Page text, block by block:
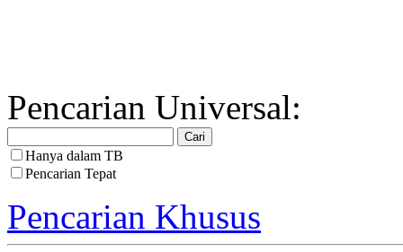
Pencarian Universal:
Hanya dalam TB
Pencarian Tepat
Pencarian Khusus